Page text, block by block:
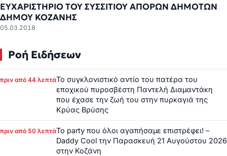
ΕΥΧΑΡΙΣΤΗΡΙΟ ΤΟΥ ΣΥΣΣΙΤΙΟΥ ΑΠΟΡΩΝ ΔΗΜΟΤΩΝ
ΔΗΜΟΥ ΚΟΖΑΝΗΣ
05.03.2018
Ροή Ειδήσεων
πριν από 44 λεπτάΤο συγκλονιστικό αντίο του πατέρα του
εποχικού πυροσβέστη Παντελή Διαμαντάκη
που έχασε την ζωή του στην πυρκαγιά της
Κρύας Βρύσης
πριν από 50 λεπτάΤο party που όλοι αγαπήσαμε επιστρέφει! –
Daddy Cool την Παρασκευή 21 Αυγούστου 2026
στην Κοζάνη